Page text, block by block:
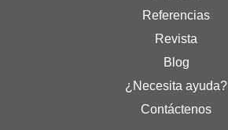
Referencias
Revista
Blog
¿Necesita ayuda?
Contáctenos